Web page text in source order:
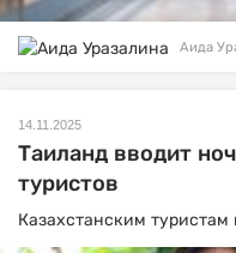
Аида
14.11.2025
Таиланд вводит
туристов
Казахстанским туристам